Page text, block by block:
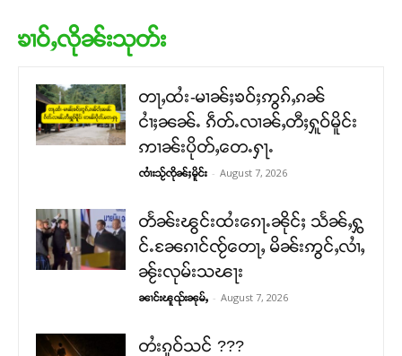
ၶၢဝ်ႇလိုၼ်းသုတ်း
တႃႇထႆး-မၢၼ်ႈၶဝ်ႈဢွၵ်ႇၵၼ်
ငၢႆႈၼၼ်ႉ ၵဵတ်ႉလၢၼ်ႇတီႈႁူဝ်မိူင်း
ဢၢၼ်းပိုတ်ႇတေႉႁႃႉ
ၸၢႆးသႂ်ၸိုၼ်ႈမိူင်း - August 7, 2026
တႅၼ်းၽွင်းထႆးၵေႃႉၼိုင်ႈ သႅၼ်ႇႁွ
င်ႉၼႄၵၢင်ၸႂ်တေႃႇ မိၼ်းဢွင်ႇလၢႆႇ
ၼႂ်းလုမ်းသၽႃး
ၼၢင်းၽူၺ်းၼုမ်ႇ - August 7, 2026
တႆးၵူဝ်သင် ???